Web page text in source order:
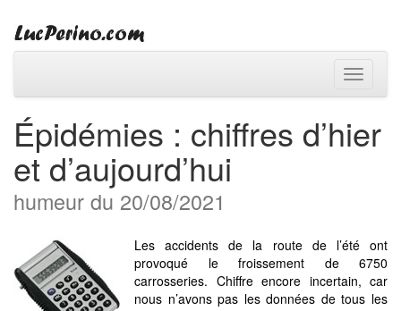
Toggle
Épidémies : chiffres d’hier
et d’aujourd’hui
humeur du 20/08/2021
Les accidents de la route de l’été ont
provoqué le froissement de 6750
carrosseries. Chiffre encore incertain, car
nous n’avons pas les données de tous les